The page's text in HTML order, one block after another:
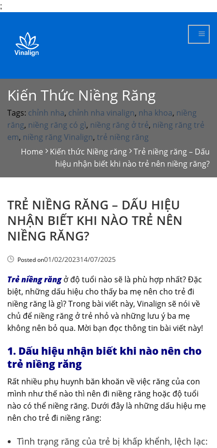
;
content
Kiến Thức Niềng Răng
Tags: chỉnh nha, chỉnh nha vinalign, nha khoa, niềng
răng, niềng răng có gì, niềng răng ở trẻ, niềng răng trẻ
em, niềng răng Vinalign, trẻ niềng răng
Home
Kiến thức Niềng răng
Trẻ niềng răng – Dấu
hiệu nhận biết khi nào trẻ nên niềng răng?
TRẺ NIỀNG RĂNG – DẤU HIỆU
NHẬN BIẾT KHI NÀO TRẺ NÊN
NIỀNG RĂNG?
Posted on01/02/202314/07/2025
Trẻ niềng răng ở độ tuổi nào sẽ là phù hợp nhất? Đặc
biệt, những dấu hiệu cho thấy ba mẹ nên cho trẻ đi
niềng răng là gì? Trong bài viết này, Vinalign sẽ nói về
chủ để niềng răng ở trẻ nhỏ và những lưu ý ba mẹ
không nên bỏ qua. Mời bạn đọc thông tin bài viết này!
1. Dấu hiệu nhận biết khi nào nên cho
trẻ niềng răng
Rất nhiều phụ huynh băn khoăn về việc răng của con
mình như thế nào thì nên đi niềng răng hoặc độ tuổi
nào có thể niềng răng. Dưới đây là những dấu hiệu mẹ
nên cho trẻ đi niềng răng:
Tình trạng răng của trẻ bị khấp khểnh, lệch lạc: